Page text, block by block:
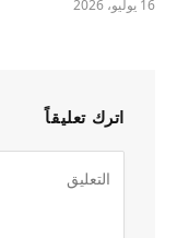
16 يوليو، 2026
اترك تعليقاً